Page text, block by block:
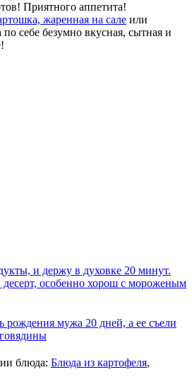
Приятного аппетита!
жаренная на сале или
по себе безумно вкусная, сытная и
и держу в духовке 20 минут.
особенно хорош с мороженым
рождения мужа 20 дней, а ее съели
блюда: Блюда из картофеля,